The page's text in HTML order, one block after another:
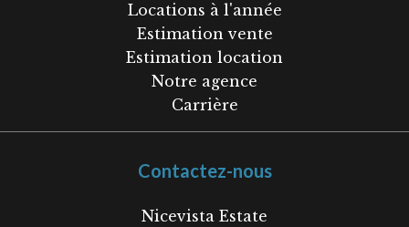
Locations à l'année
Estimation vente
Estimation location
Notre agence
Carrière
Contactez-nous
Nicevista Estate